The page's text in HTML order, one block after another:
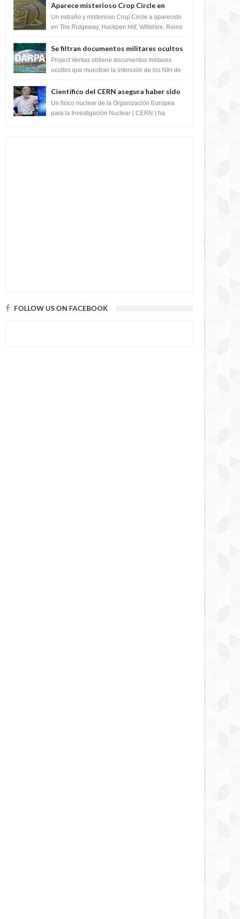
Aparece misterioso Crop Circle en
Reino Unido 23 de junio 2016
Un extraño y misterioso Crop Circle a aparecido
en The Ridgeway, Hackpen Hill, Wiltshire, Reino
Se filtran documentos militares ocultos
que muestran la intención de los NIH de
crear el SARS-CoV-2, utilizando la
Project Veritas obtiene documentos militares
ocultos que muestran la intención de los NIH de
Científico del CERN asegura haber sido
ayudado por seres de luz durante una
prueba del Colisionador de Hadrones
Un físico nuclear de la Organización Europea
para la Investigación Nuclear ( CERN ) ha
FOLLOW US ON FACEBOOK